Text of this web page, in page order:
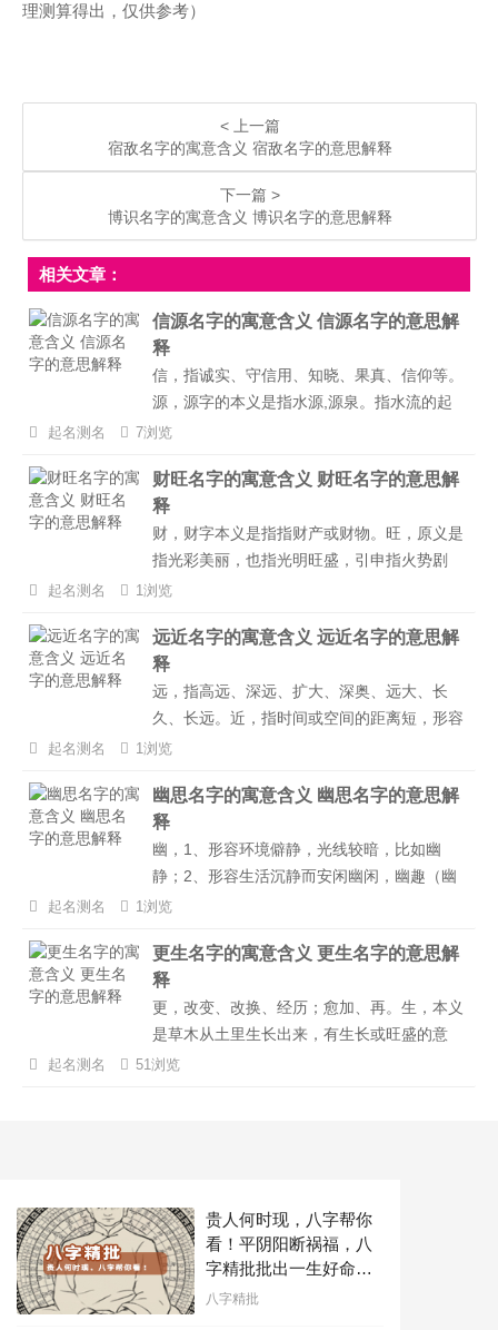
理测算得出，仅供参考）
< 上一篇
宿敌名字的寓意含义 宿敌名字的意思解释
下一篇 >
博识名字的寓意含义 博识名字的意思解释
相关文章：
信源名字的寓意含义 信源名字的意思解
释
信，指诚实、守信用、知晓、果真、信仰等。
源，源字的本义是指水源,源泉。指水流的起
始处，引申为来历、根由，达源。信源名字寓
思维敏捷，走向成功之路。...
起名测名 7浏览
财旺名字的寓意含义 财旺名字的意思解
释
财，财字本义是指指财产或财物。旺，原义是
指光彩美丽，也指光明旺盛，引申指火势剧
烈，也形容事业兴隆、发达、繁盛。财旺名字
为人正直守信，聪明有智慧，事业有成就，享
受美好生活。...
起名测名 1浏览
远近名字的寓意含义 远近名字的意思解
释
远，指高远、深远、扩大、深奥、远大、长
久、长远。近，指时间或空间的距离短，形容
关系密切，亲密。也有相似、差不多的意思。
寓意性格豁达，胆略过人，有远大抱负，事业
有成，一生幸福。...
起名测名 1浏览
幽思名字的寓意含义 幽思名字的意思解
释
幽，1、形容环境僻静，光线较暗，比如幽
静；2、形容生活沉静而安闲幽闲，幽趣（幽
雅的趣味）。思，意为怀念、考虑、想念。也
思。幽思名字寓意慎重、正直、勇气十足，也
寓意为人坦荡，意志坚定，成功在望，名利双
收。...
起名测名 1浏览
更生名字的寓意含义 更生名字的意思解
释
更，改变、改换、经历；愈加、再。生，本义
是草木从土里生长出来，有生长或旺盛的意
思,象征出现，生财。更生名字寓意人际关系
起名测名 51浏览
贵人何时现，八字帮你
看！平阴阳断祸福，八
字精批批出一生好命
运！
八字精批